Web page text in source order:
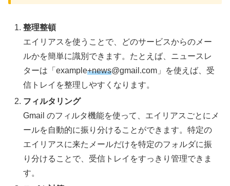
整理整頓
エイリアスを使うことで、どのサービスからのメー
ルかを簡単に識別できます。たとえば、ニュースレ
ターは「example+news@gmail.com」を使えば、受
信トレイを整理しやすくなります。
フィルタリング
Gmail のフィルタ機能を使って、エイリアスごとにメ
ールを自動的に振り分けることができます。特定の
エイリアスに来たメールだけを特定のフォルダに振
り分けることで、受信トレイをすっきり管理できま
す。